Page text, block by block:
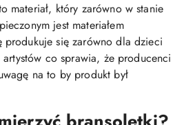
materiał, który zarówno w stanie
jest materiałem
produkuje się zarówno dla dzieci
co sprawia, że producenci
na to by produkt był